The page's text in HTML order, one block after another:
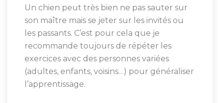
Un chien peut très bien ne pas sauter sur
son maître mais se jeter sur les invités ou
les passants. C’est pour cela que je
recommande toujours de répéter les
exercices avec des personnes variées
(adultes, enfants, voisins…) pour généraliser
l’apprentissage.